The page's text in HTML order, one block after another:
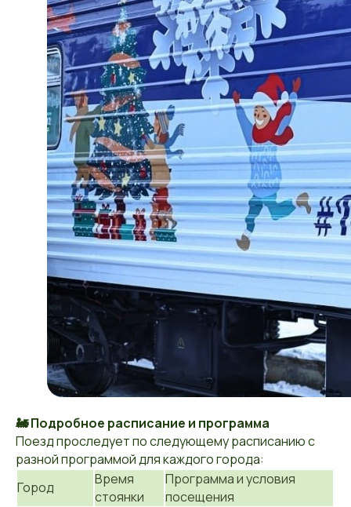
🚂 Подробное расписание и программа
Поезд проследует по следующему расписанию с
разной программой для каждого города:
Город
Время
стоянки
Программа и условия
посещения